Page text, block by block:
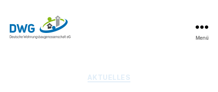
Menü
Kategorien
AKTUELLES